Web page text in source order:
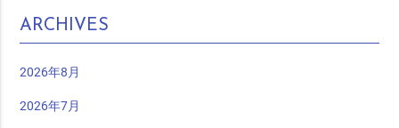
ARCHIVES
2026年8月
2026年7月